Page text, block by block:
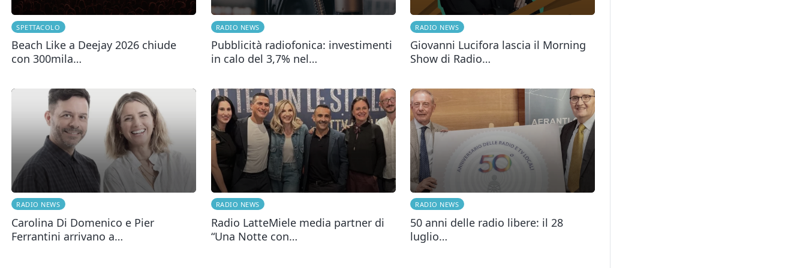
SPETTACOLO
Beach Like a Deejay 2026 chiude
con 300mila…
RADIO NEWS
Pubblicità radiofonica: investimenti
in calo del 3,7% nel…
RADIO NEWS
Giovanni Lucifora lascia il Morning
Show di Radio…
RADIO NEWS
Carolina Di Domenico e Pier
Ferrantini arrivano a…
RADIO NEWS
Radio LatteMiele media partner di
“Una Notte con…
RADIO NEWS
50 anni delle radio libere: il 28
luglio…